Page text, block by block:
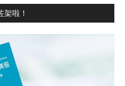
啦！